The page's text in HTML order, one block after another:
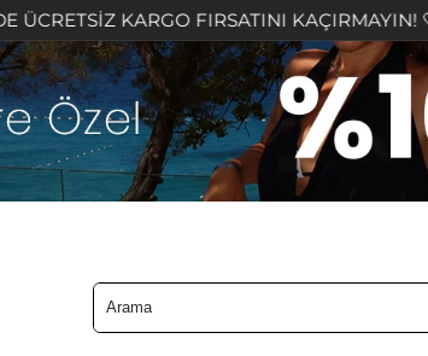
KARGO FIRSATINI KAÇIRMAYIN! 🤍